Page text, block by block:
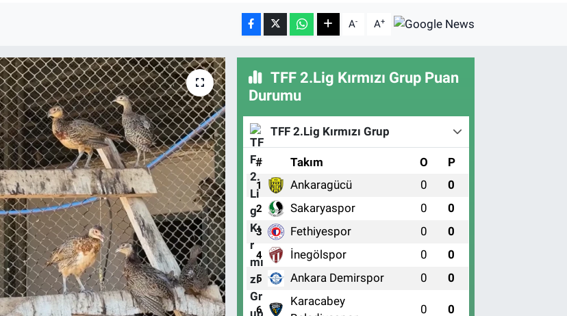
A- A+
TFF 2.Lig Kırmızı Grup Puan
Durumu
TFF 2.Lig Kırmızı Grup
# Takım O P
1 Ankaragücü 0 0
2 Sakaryaspor 0 0
3 Fethiyespor 0 0
4 İnegölspor 0 0
5 Ankara Demirspor 0 0
6
Karacabey
0 0